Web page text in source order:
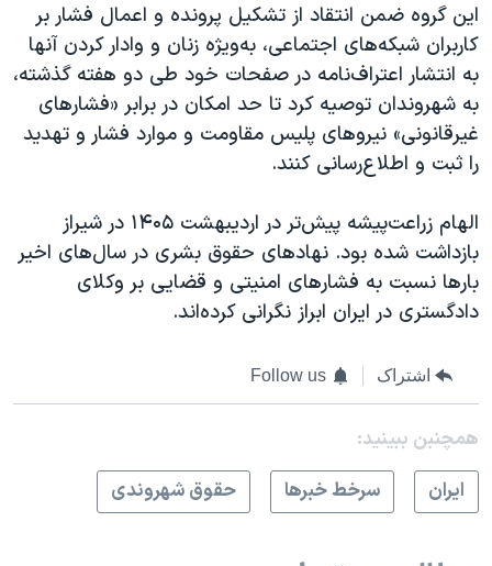
این گروه ضمن انتقاد از تشکیل پرونده و اعمال فشار بر
کاربران شبکه‌های اجتماعی، به‌ویژه زنان و وادار کردن آنها
به انتشار اعتراف‌نامه در صفحات خود طی دو هفته گذشته،
به شهروندان توصیه کرد تا حد‌ امکان در برابر «فشارهای
غیرقانونی» نیروهای پلیس مقاومت و موارد فشار و تهدید
را ثبت و اطلاع‌رسانی کنند.
الهام زراعت‌پیشه پیش‌تر در اردیبهشت ۱۴۰۵ در شیراز
بازداشت شده بود. نهادهای حقوق بشری در سال‌های اخیر
بارها نسبت به فشارهای امنیتی و قضایی بر وکلای
دادگستری در ایران ابراز نگرانی کرده‌اند.
اشتراک Follow us
همچنبن ببینید:
ايران
سرخط خبرها حقوق شهروندی